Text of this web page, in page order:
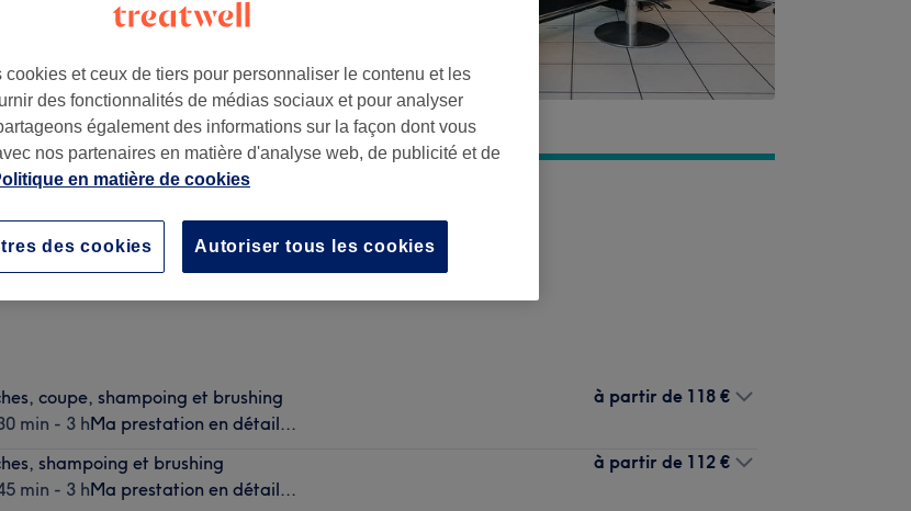
coupe, shampoing et brushing
min - 3 hMa prestation en détail...
à partir de 118 €
shampoing et brushing
min - 3 hMa prestation en détail...
à partir de 112 €
cookies et ceux de tiers pour personnaliser le contenu et les
des fonctionnalités de médias sociaux et pour analyser
également des informations sur la façon dont vous
nos partenaires en matière d'analyse web, de publicité et de
en matière de cookies
Autoriser tous les cookies
des cookies